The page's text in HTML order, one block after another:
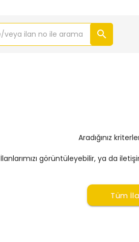
Aradığınız
İlanlarımızı görüntüleyebilir, ya da
Tüm